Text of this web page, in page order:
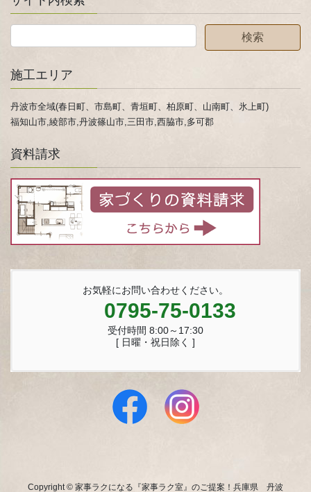
施工エリア
丹波市全域(春日町、市島町、青垣町、柏原町、山南町、氷上町)
福知山市,綾部市,丹波篠山市,三田市,西脇市,多可郡
資料請求
お気軽にお問い合わせください。
0795-75-0133
受付時間 8:00～17:30
[ 日曜・祝日除く ]
Copyright © 家事ラクになる『家事ラク室』のご提案！兵庫県 丹波